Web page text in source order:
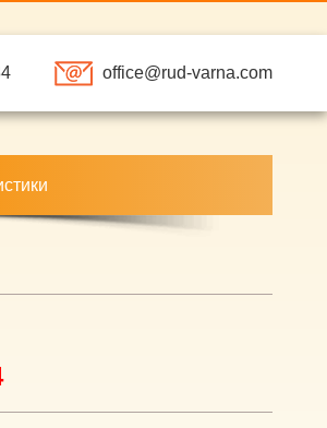
off e@ru arna.com